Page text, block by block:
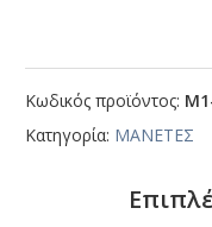
Κωδικός προϊόντος:
Κατηγορία: ΜΑΝΕΤΕΣ